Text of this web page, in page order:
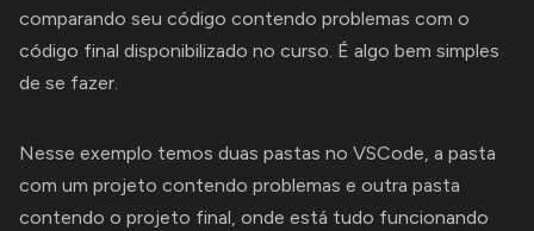
comparando seu código contendo problemas com o
código final disponibilizado no curso. É algo bem simples
de se fazer.
Nesse exemplo temos duas pastas no VSCode, a pasta
com um projeto contendo problemas e outra pasta
contendo o projeto final, onde está tudo funcionando